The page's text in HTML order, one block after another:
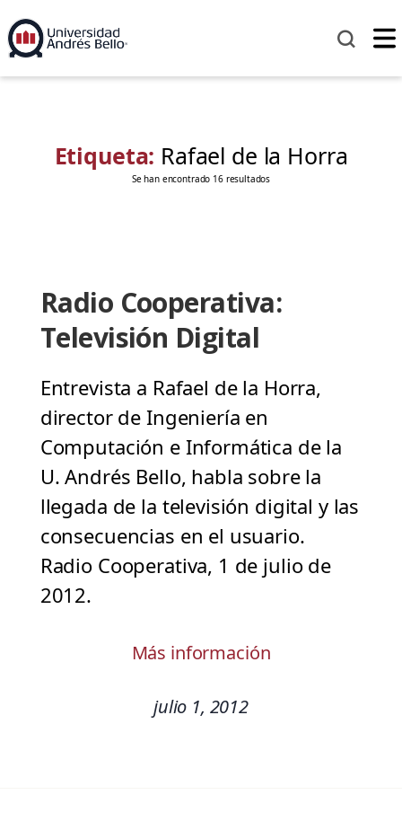
Etiqueta: Rafael de la Horra
Se han encontrado 16 resultados
Radio Cooperativa:
Televisión Digital
Entrevista a Rafael de la Horra,
director de Ingeniería en
Computación e Informática de la
U. Andrés Bello, habla sobre la
llegada de la televisión digital y las
consecuencias en el usuario.
Radio Cooperativa, 1 de julio de
2012.
Más información
julio 1, 2012